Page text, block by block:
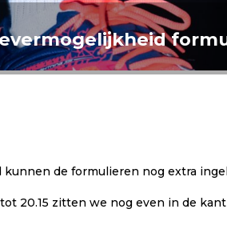
kunnen de formulieren nog extra
tot 20.15 zitten we nog even in de